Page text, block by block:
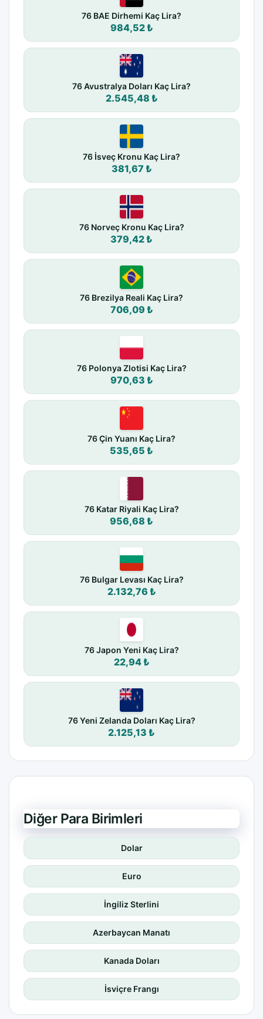
76 BAE Dirhemi Kaç Lira?
984,52 ₺
76 Avustralya Doları Kaç Lira?
2.545,48 ₺
76 İsveç Kronu Kaç Lira?
381,67 ₺
76 Norveç Kronu Kaç Lira?
379,42 ₺
76 Brezilya Reali Kaç Lira?
706,09 ₺
76 Polonya Zlotisi Kaç Lira?
970,63 ₺
76 Çin Yuanı Kaç Lira?
535,65 ₺
76 Katar Riyali Kaç Lira?
956,68 ₺
76 Bulgar Levası Kaç Lira?
2.132,76 ₺
76 Japon Yeni Kaç Lira?
22,94 ₺
76 Yeni Zelanda Doları Kaç Lira?
2.125,13 ₺
Diğer Para Birimleri
Dolar
Euro
İngiliz Sterlini
Azerbaycan Manatı
Kanada Doları
İsviçre Frangı